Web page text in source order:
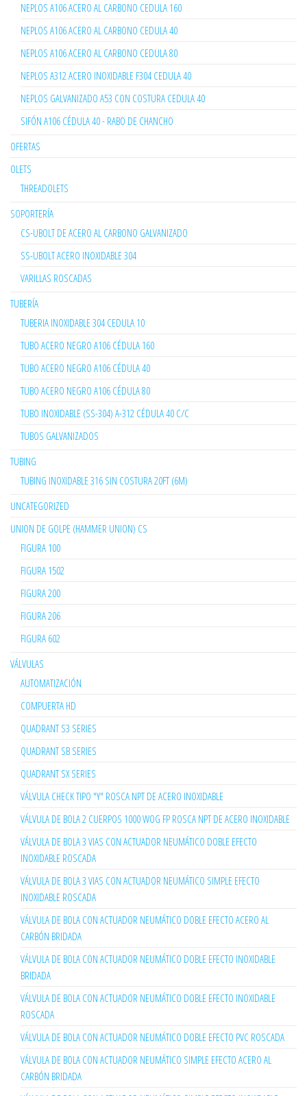
NEPLOS A106 ACERO AL CARBONO CEDULA 160
NEPLOS A106 ACERO AL CARBONO CEDULA 40
NEPLOS A106 ACERO AL CARBONO CEDULA 80
NEPLOS A312 ACERO INOXIDABLE F304 CEDULA 40
NEPLOS GALVANIZADO A53 CON COSTURA CEDULA 40
SIFÓN A106 CÉDULA 40 - RABO DE CHANCHO
OFERTAS
OLETS
THREADOLETS
SOPORTERÍA
CS-UBOLT DE ACERO AL CARBONO GALVANIZADO
SS-UBOLT ACERO INOXIDABLE 304
VARILLAS ROSCADAS
TUBERÍA
TUBERIA INOXIDABLE 304 CEDULA 10
TUBO ACERO NEGRO A106 CÉDULA 160
TUBO ACERO NEGRO A106 CÉDULA 40
TUBO ACERO NEGRO A106 CÉDULA 80
TUBO INOXIDABLE (SS-304) A-312 CÉDULA 40 C/C
TUBOS GALVANIZADOS
TUBING
TUBING INOXIDABLE 316 SIN COSTURA 20FT (6M)
UNCATEGORIZED
UNION DE GOLPE (HAMMER UNION) CS
FIGURA 100
FIGURA 1502
FIGURA 200
FIGURA 206
FIGURA 602
VÁLVULAS
AUTOMATIZACIÓN
COMPUERTA HD
QUADRANT S3 SERIES
QUADRANT SB SERIES
QUADRANT SX SERIES
VÁLVULA CHECK TIPO "Y" ROSCA NPT DE ACERO INOXIDABLE
VÁLVULA DE BOLA 2 CUERPOS 1000 WOG FP ROSCA NPT DE ACERO INOXIDABLE
VÁLVULA DE BOLA 3 VIAS CON ACTUADOR NEUMÁTICO DOBLE EFECTO
INOXIDABLE ROSCADA
VÁLVULA DE BOLA 3 VIAS CON ACTUADOR NEUMÁTICO SIMPLE EFECTO
INOXIDABLE ROSCADA
VÁLVULA DE BOLA CON ACTUADOR NEUMÁTICO DOBLE EFECTO ACERO AL
CARBÓN BRIDADA
VÁLVULA DE BOLA CON ACTUADOR NEUMÁTICO DOBLE EFECTO INOXIDABLE
BRIDADA
VÁLVULA DE BOLA CON ACTUADOR NEUMÁTICO DOBLE EFECTO INOXIDABLE
ROSCADA
VÁLVULA DE BOLA CON ACTUADOR NEUMÁTICO DOBLE EFECTO PVC ROSCADA
VÁLVULA DE BOLA CON ACTUADOR NEUMÁTICO SIMPLE EFECTO ACERO AL
CARBÓN BRIDADA